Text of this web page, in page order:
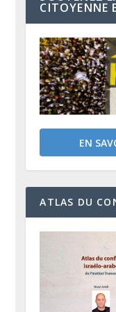
CITOYENNE
EN
ATLAS DU